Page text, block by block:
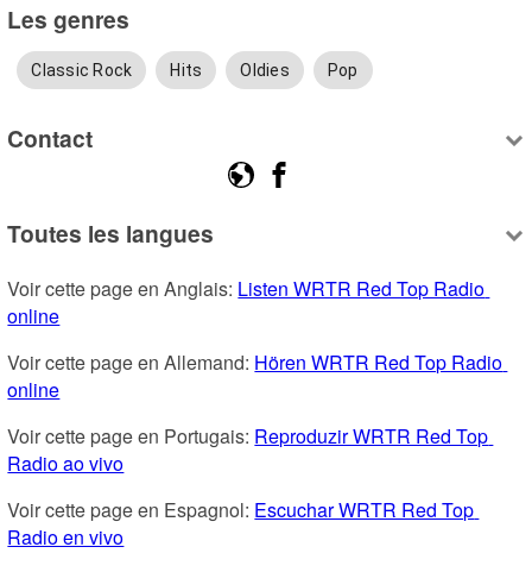
Les genres
Classic Rock Hits Oldies Pop
Contact
Toutes les langues
Voir cette page en Anglais: Listen WRTR Red Top Radio
online
Voir cette page en Allemand: Hören WRTR Red Top Radio
online
Voir cette page en Portugais: Reproduzir WRTR Red Top
Radio ao vivo
Voir cette page en Espagnol: Escuchar WRTR Red Top
Radio en vivo